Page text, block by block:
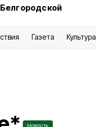
Газета Культура
Новость